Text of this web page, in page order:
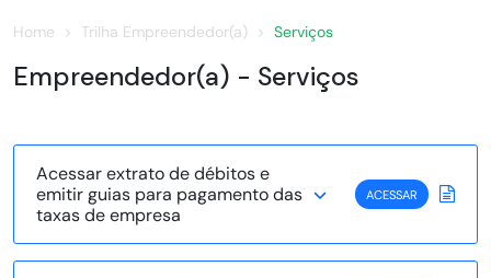
Home Trilha Empreendedor(a) Serviços
Empreendedor(a) - Serviços
Acessar extrato de débitos e
emitir guias para pagamento das
taxas de empresa
ACESSAR